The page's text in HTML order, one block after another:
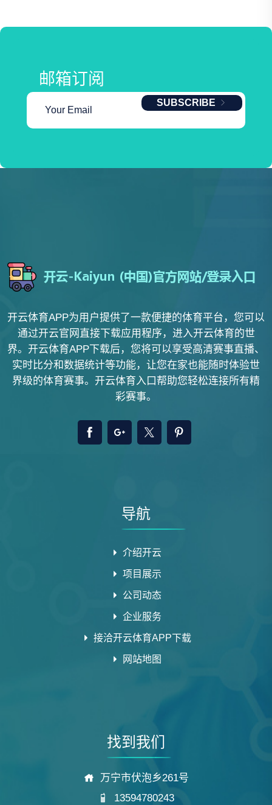
邮箱订阅
SUBSCRIBE
开云体育APP为用户提供了一款便捷的体育平台，您可以
通过开云官网直接下载应用程序，进入开云体育的世
界。开云体育APP下载后，您将可以享受高清赛事直播、
实时比分和数据统计等功能，让您在家也能随时体验世
界级的体育赛事。开云体育入口帮助您轻松连接所有精
彩赛事。
导航
介绍开云
项目展示
公司动态
企业服务
接洽开云体育APP下载
网站地图
找到我们
万宁市伏泡乡261号
13594780243